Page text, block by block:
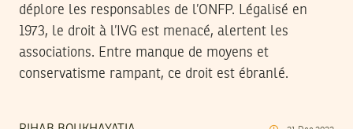
déplore les responsables de l’ONFP. Légalisé en
1973, le droit à l’IVG est menacé, alertent les
associations. Entre manque de moyens et
conservatisme rampant, ce droit est ébranlé.